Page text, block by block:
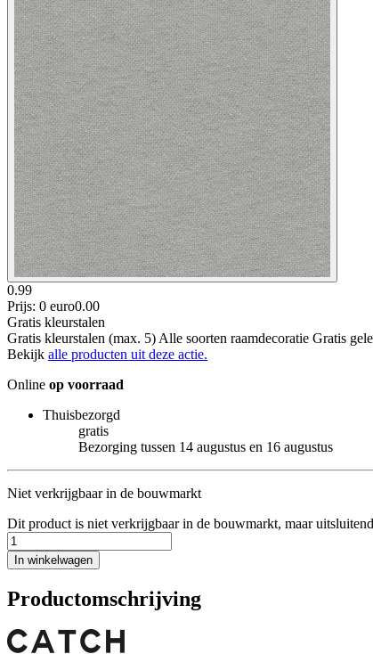
0.99
Prijs: 0 euro0.00
Gratis kleurstalen
Gratis kleurstalen (max. 5) Alle soorten raamdecoratie Gratis
Bekijk alle producten uit deze actie.
Online op voorraad
Thuisbezorgd
gratis
Bezorging tussen 14 augustus en 16 augustus
Niet verkrijgbaar in de bouwmarkt
Dit product is niet verkrijgbaar in de bouwmarkt, maar
In winkelwagen
Productomschrijving